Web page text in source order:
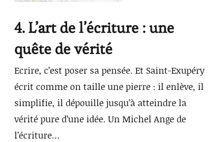
4. L’art de l’écriture : une
quête de vérité
Ecrire, c’est poser sa pensée. Et Saint-Exupéry
écrit comme on taille une pierre : il enlève, il
simplifie, il dépouille jusqu’à atteindre la
vérité pure d’une idée. Un Michel Ange de
l’écriture…